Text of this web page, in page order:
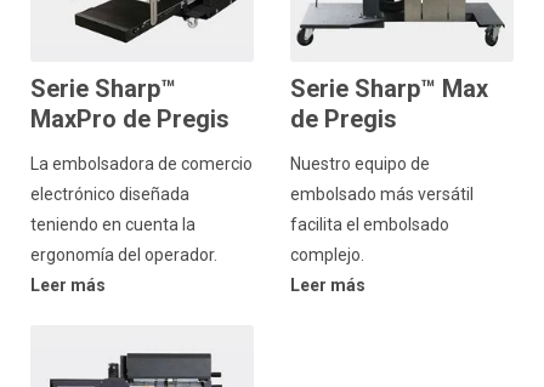
Serie Sharp™
MaxPro de Pregis
La embolsadora de comercio
electrónico diseñada
teniendo en cuenta la
ergonomía del operador.
Leer más
Serie Sharp™ Max
de Pregis
Nuestro equipo de
embolsado más versátil
facilita el embolsado
complejo.
Leer más